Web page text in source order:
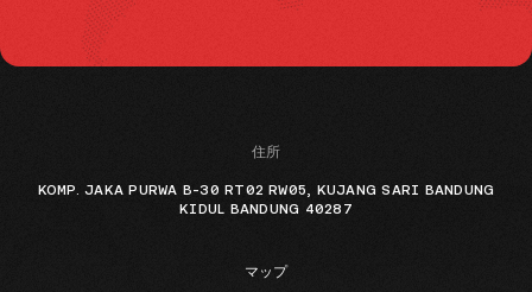
住所
KOMP. JAKA PURWA B-30 RT02 RW05, KUJANG SARI BANDUNG
KIDUL BANDUNG 40287
マップ